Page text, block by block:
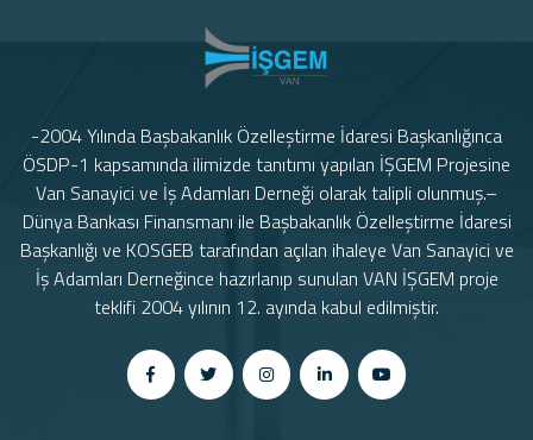
-2004 Yılında Başbakanlık Özelleştirme İdaresi Başkanlığınca
ÖSDP-1 kapsamında ilimizde tanıtımı yapılan İŞGEM Projesine
Van Sanayici ve İş Adamları Derneği olarak talipli olunmuş.–
Dünya Bankası Finansmanı ile Başbakanlık Özelleştirme İdaresi
Başkanlığı ve KOSGEB tarafından açılan ihaleye Van Sanayici ve
İş Adamları Derneğince hazırlanıp sunulan VAN İŞGEM proje
teklifi 2004 yılının 12. ayında kabul edilmiştir.